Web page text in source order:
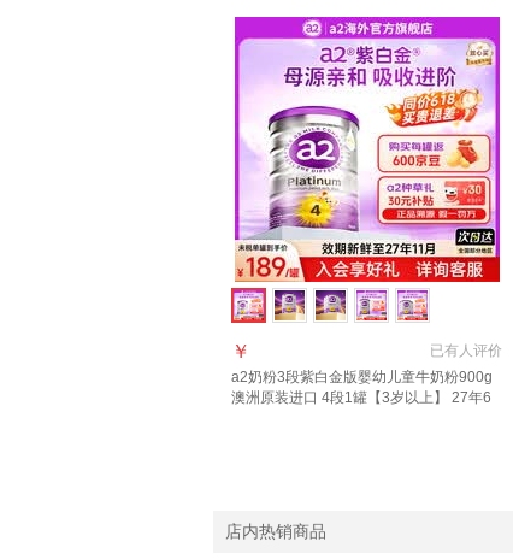
已有人评价
￥
a2奶粉3段紫白金版婴幼儿童牛奶粉900g
澳洲原装进口 4段1罐【3岁以上】 27年6
店内热销商品